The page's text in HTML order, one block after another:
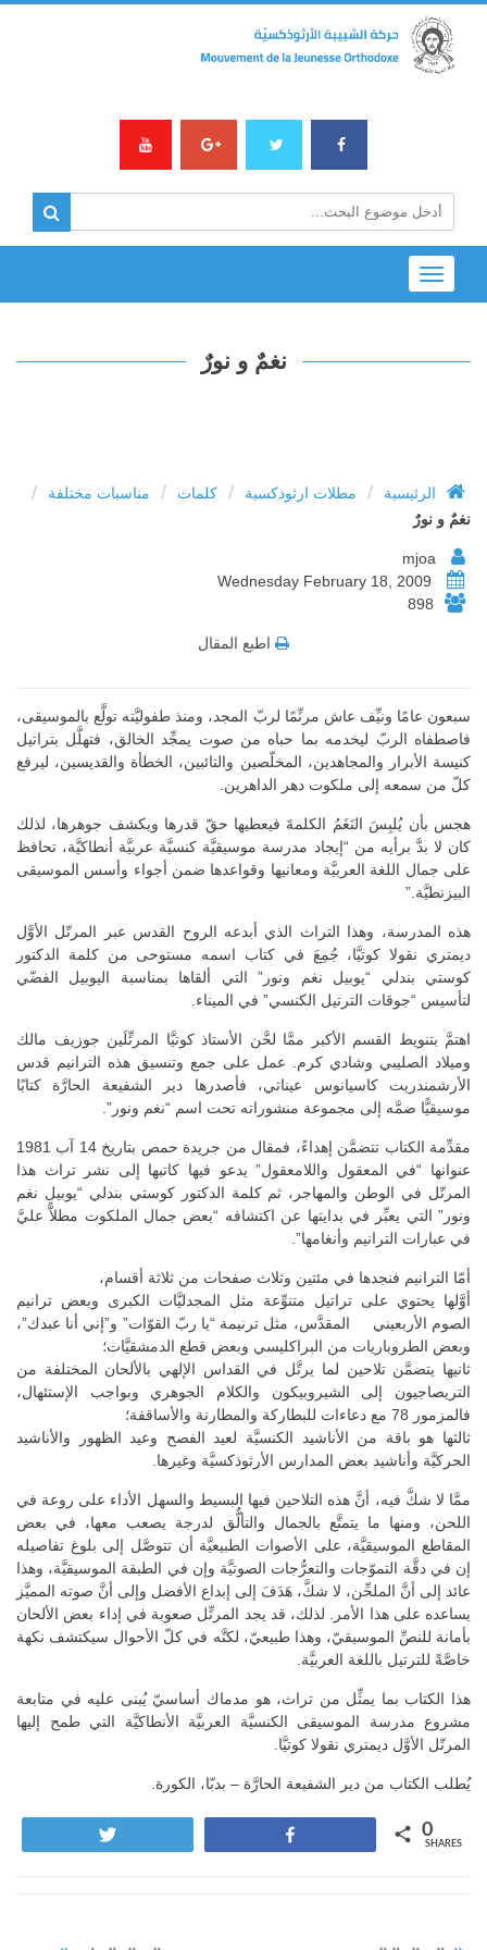
Toggle
navigation
نغمٌ و نورٌ
الرئيسية / مطلات ارثوذكسية / كلمات / مناسبات مختلفة /
نغمٌ و نورٌ
898
اطبع المقال
سبعون عامًا ونيِّف عاش مرنِّمًا لربّ المجد، ومنذ طفوليَّته تولَّع بالموسيقى،
فاصطفاه الربّ ليخدمه بما حباه من صوت يمجِّد الخالق، فتهلَّل بتراتيل
كنيسة الأبرار والمجاهدين، المخلّصين والتائبين، الخطأة والقديسين، ليرفع
كلّ من سمعه إلى ملكوت دهر الداهرين.
هجس بأن يُلبِسَ النَغَمُ الكلمةَ فيعطيها حقّ قدرها ويكشف جوهرها، لذلك
كان لا بدَّ برأيه من “إيجاد مدرسة موسيقيَّة كنسيَّة عربيَّة أنطاكيَّة، تحافظ
على جمال اللغة العربيَّة ومعانيها وقواعدها ضمن أجواء وأسس الموسيقى
البيزنطيَّة.”
هذه المدرسة، وهذا التراث الذي أبدعه الروح القدس عبر المرتّل الأوَّل
ديمتري نقولا كوتيَّا، جُمِعَ في كتاب اسمه مستوحى من كلمة الدكتور
كوستي بندلي “يوبيل نغم ونور” التي ألقاها بمناسبة اليوبيل الفضّي
لتأسيس “جوقات الترتيل الكنسي” في الميناء.
اهتمَّ بتنويط القسم الأكبر ممَّا لحَّن الأستاذ كوتيَّا المرتِّلَين جوزيف مالك
وميلاد الصليبي وشادي كرم. عمل على جمع وتنسيق هذه الترانيم قدس
الأرشمندريت كاسيانوس عيناتي، فأصدرها دير الشفيعة الحارَّة كتابًا
موسيقيًّا ضمَّه إلى مجموعة منشوراته تحت اسم “نغم ونور”.
مقدِّمة الكتاب تتضمَّن إهداءً، فمقال من جريدة حمص بتاريخ 14 آب 1981
عنوانها “في المعقول واللامعقول” يدعو فيها كاتبها إلى نشر تراث هذا
المرتّل في الوطن والمهاجر، ثم كلمة الدكتور كوستي بندلي “يوبيل نغم
ونور” التي يعبِّر في بدايتها عن اكتشافه “بعض جمال الملكوت مطلاًّ عليَّ
في عبارات الترانيم وأنغامها”.
أمّا الترانيم فنجدها في مئتين وثلاث صفحات من ثلاثة أقسام،
أوَّلها يحتوي على تراتيل متنوِّعة مثل المجدليَّات الكبرى وبعض ترانيم
الصوم الأربعيني المقدَّس، مثل ترنيمة “يا ربّ القوّات” و”إني أنا عبدك”،
وبعض الطروباريات من البراكليسي وبعض قطع الدمشقيَّات؛
ثانيها يتضمَّن تلاحين لما يرتَّل في القداس الإلهي بالألحان المختلفة من
التريصاجيون إلى الشيروبيكون والكلام الجوهري وبواجب الإستئهال،
فالمزمور 78 مع دعاءات للبطاركة والمطارنة والأساقفة؛
ثالثها هو باقة من الأناشيد الكنسيَّة لعيد الفصح وعيد الظهور والأناشيد
الحركيَّة وأناشيد بعض المدارس الأرثوذكسيَّة وغيرها.
ممَّا لا شكَّ فيه، أنَّ هذه التلاحين فيها البسيط والسهل الأداء على روعة في
اللحن، ومنها ما يتمتَّع بالجمال والتألٌّق لدرجة يصعب معها، في بعض
المقاطع الموسيقيَّة، على الأصوات الطبيعيَّة أن تتوصَّل إلى بلوغ تفاصيله
إن في دقَّة التموّجات والتعرُّجات الصوتيَّة وإن في الطبقة الموسيقيَّة، وهذا
عائد إلى أنَّ الملحِّن، لا شكَّ، هَدَفَ إلى إبداع الأفضل وإلى أنَّ صوته المميَّز
يساعده على هذا الأمر. لذلك، قد يجد المرتِّل صعوبة في إداء بعض الألحان
بأمانة للنصِّ الموسيقيّ، وهذا طبيعيّ، لكنَّه في كلّ الأحوال سيكتشف نكهة
خاصَّةً للترتيل باللغة العربيَّة.
هذا الكتاب بما يمثِّل من تراث، هو مدماك أساسيّ يُبنى عليه في متابعة
مشروع مدرسة الموسيقى الكنسيَّة العربيَّة الأنطاكيَّة التي طمح إليها
المرتّل الأوَّل ديمتري نقولا كوتيَّا.
يُطلب الكتاب من دير الشفيعة الحارَّة – بدبّا، الكورة.
0
SHARES